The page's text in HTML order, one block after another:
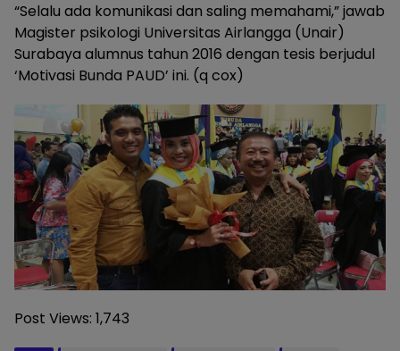
“Selalu ada komunikasi dan saling memahami,” jawab
Magister psikologi Universitas Airlangga (Unair)
Surabaya alumnus tahun 2016 dengan tesis berjudul
‘Motivasi Bunda PAUD’ ini. (q cox)
Post Views: 1,743